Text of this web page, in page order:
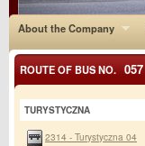
About the Company
ROUTE OF BUS NO. 057
TURYSTYCZNA
2314 - Turystyczna 04